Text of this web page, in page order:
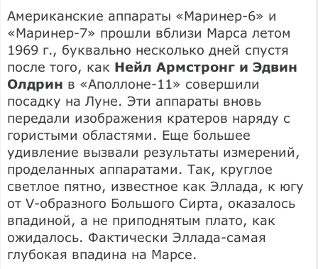
Американские аппараты «Маринер-6» и
«Маринер-7» прошли вблизи Марса летом
1969 г., буквально несколько дней спустя
после того, как Нейл Армстронг и Эдвин
Олдрин в «Аполлоне-11» совершили
посадку на Луне. Эти аппараты вновь
передали изображения кратеров наряду с
гористыми областями. Еще большее
удивление вызвали результаты измерений,
проделанных аппаратами. Так, круглое
светлое пятно, известное как Эллада, к югу
от V-образного Большого Сирта, оказалось
впадиной, а не приподнятым плато, как
ожидалось. Фактически Эллада-самая
глубокая впадина на Марсе.